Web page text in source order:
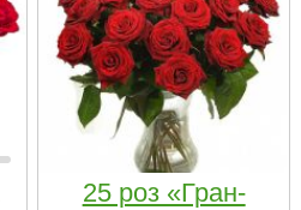
25 роз «Гран-